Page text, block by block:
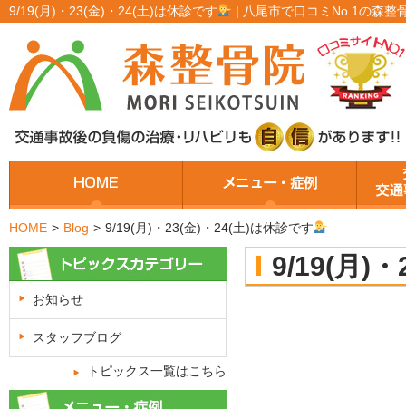
9/19(月)・23(金)・24(土)は休診です | 八尾市で口コミNo.1の森整
HOME > Blog > 9/19(月)・23(金)・24(土)は休診です
9/19(月)
お知らせ
スタッフブログ
トピックス一覧はこちら